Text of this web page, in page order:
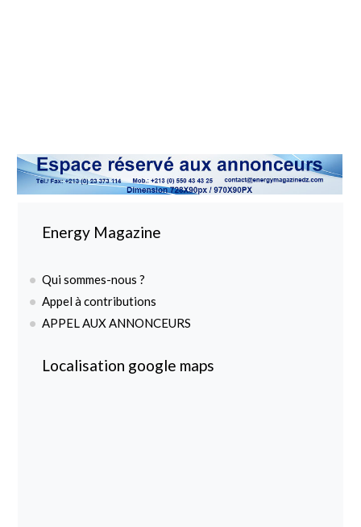
Energy Magazine
Qui sommes-nous ?
Appel à contributions
APPEL AUX ANNONCEURS
Localisation google maps